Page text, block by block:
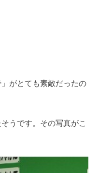
がとても素敵だったの
うです。その写真がこ